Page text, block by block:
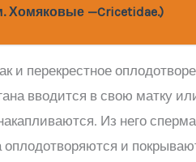
Хомяковые —Cricetidae.)
и перекрестное
вводится в свою матку
Из него
и